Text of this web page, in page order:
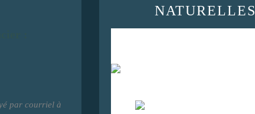
par courriel à
NATURELLES